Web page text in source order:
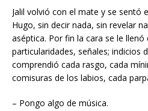
Jalil volvió con el mate y se sentó
Hugo, sin decir nada, sin revelar
aséptica. Por fin la cara se le llenó
particularidades, señales; indicios
comprendió cada rasgo, cada
comisuras de los labios, cada
– Pongo algo de música.